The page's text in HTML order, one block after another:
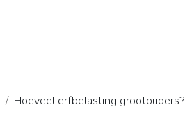
Hoeveel erfbelasting grootouders?